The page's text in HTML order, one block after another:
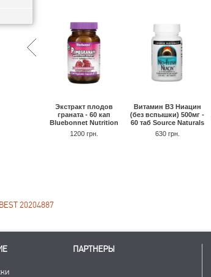
Экстракт плодов
граната - 60 кап
Bluebonnet Nutrition
1200 грн.
Витамин B3 Ниацин
(без вспышки) 500мг -
60 таб Source Naturals
630 грн.
20204887
ПАРТНЕРЫ